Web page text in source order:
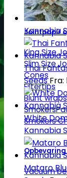
Jointpapir
King Size
Slim Size
Cones
Filtertips
Blunt wraps
Smokers
Vacuum
Kannabia
Thai
Seeds Fra:
White
Kannabia
Mataro